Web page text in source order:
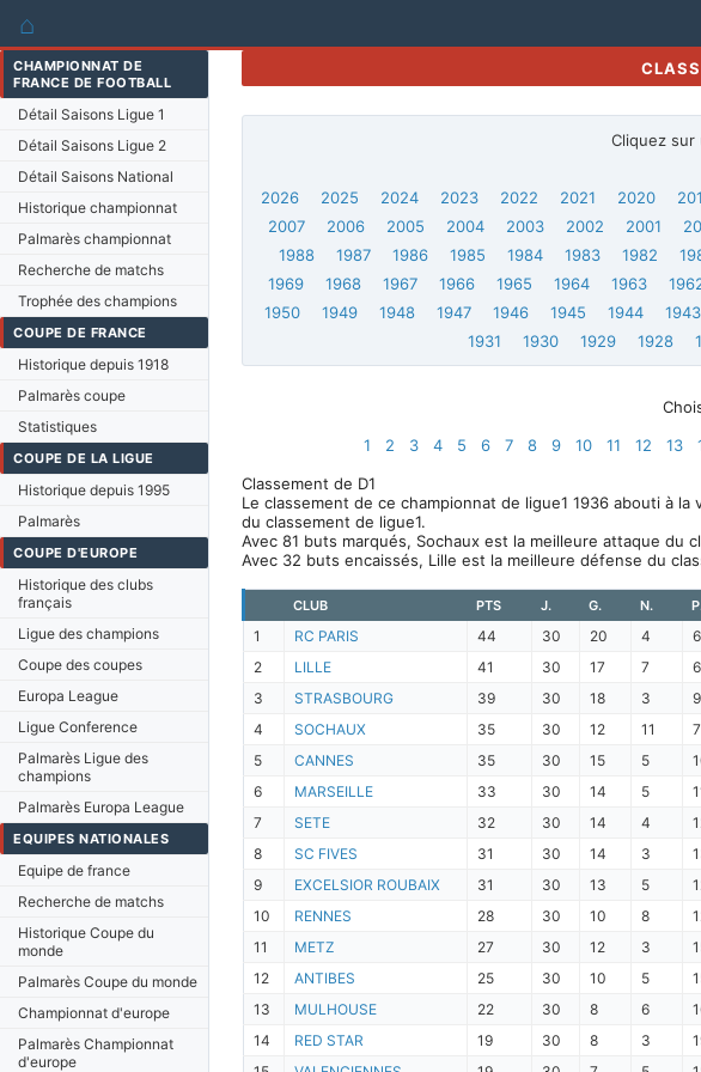
⌂
CHAMPIONNAT DE
FRANCE DE FOOTBALL
Détail Saisons Ligue 1
Détail Saisons Ligue 2
Détail Saisons National
Historique championnat
Palmarès championnat
Recherche de matchs
Trophée des champions
COUPE DE FRANCE
Historique depuis 1918
Palmarès coupe
Statistiques
COUPE DE LA LIGUE
Historique depuis 1995
Palmarès
COUPE D'EUROPE
Historique des clubs
français
Ligue des champions
Coupe des coupes
Europa League
Ligue Conference
Palmarès Ligue des
champions
Palmarès Europa League
EQUIPES NATIONALES
Equipe de france
Recherche de matchs
Historique Coupe du
monde
Palmarès Coupe du monde
Championnat d'europe
Palmarès Championnat
d'europe
Cliquez
2026 2025 2024 2023 2022 2021 2020
2007
2006 2005 2004 2003 2002 2001
1988
1987 1986 1985 1984 1983 1982
1969
1968 1967 1966 1965 1964 1963
1950
1949 1948 1947 1946 1945 1944 1943
1931
1930 1929 1928
1
2 3 4 5 6 7 8 9 10 11 12 13
Classement de D1
Le classement de ce championnat de ligue1 1936 abouti à la
du classement de ligue1.
Avec 81 buts marqués, Sochaux est la meilleure attaque du
Avec 32 buts encaissés, Lille est la meilleure défense du
CLUB PTS J. G. N.
1 RC PARIS 44 30 20 4 6
2
LILLE 41 30 17 7 6
3
STRASBOURG 39 30 18 3 9
4
SOCHAUX 35 30 12 11 7
5
CANNES 35 30 15 5
6
MARSEILLE 33 30 14 5
7
SETE 32 30 14 4
8
SC FIVES 31 30 14 3
9
EXCELSIOR ROUBAIX 31 30 13 5
10
RENNES 28 30 10 8
11
METZ 27 30 12 3
12
ANTIBES 25 30 10 5
13
MULHOUSE 22 30 8 6
14
RED STAR 19 30 8 3